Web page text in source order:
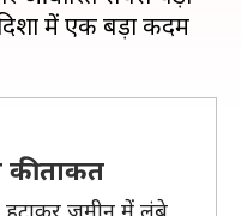
में एक बड़ा कदम
की ताकत
हटाकर जमीन में लंबे